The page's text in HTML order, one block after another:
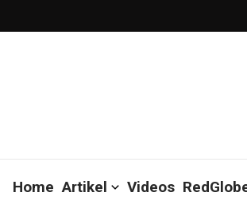
Home Artikel Videos